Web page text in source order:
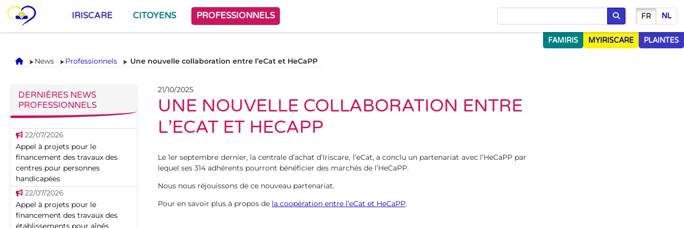
IRISCARE CITOYENS PROFESSIONNELS
Chercher
FR NL
FAMIRIS MYIRISCARE PLAINTES
Accueil
News Professionnels Une nouvelle collaboration entre l’eCat et HeCaPP
DERNIÈRES NEWS
PROFESSIONNELS
22/07/2026
Appel à projets pour le
financement des travaux des
centres pour personnes
handicapées
22/07/2026
Appel à projets pour le
financement des travaux des
établissements pour aînés
21/10/2025
UNE NOUVELLE COLLABORATION ENTRE
L’ECAT ET HECAPP
Le 1er septembre dernier, la centrale d’achat d’Iriscare, l’eCat, a conclu un partenariat avec l’HeCaPP par
lequel ses 314 adhérents pourront bénéficier des marchés de l’HeCaPP.
Nous nous réjouissons de ce nouveau partenariat.
Pour en savoir plus à propos de la coopération entre l’eCat et HeCaPP.